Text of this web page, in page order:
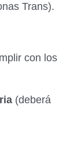
Trans).
con los
(deberá